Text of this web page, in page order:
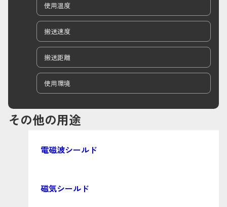
使用温度
搬送速度
搬送距離
使用環境
その他の用途
電磁波シールド
磁気シールド